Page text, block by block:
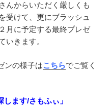
んからいただく厳しくも
受けて、更にブラッシュ
月に予定する最終プレゼ
いきます。
ンの様子はこちらでご覧く
ます/さもふぃ」